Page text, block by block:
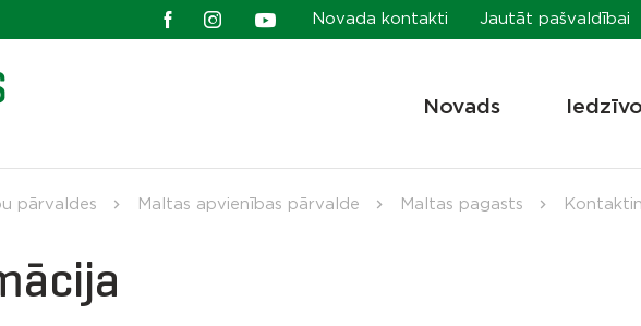
Novada kontakti Jautāt pašvaldībai
Novads
pārvaldes Maltas apvienības pārvalde Maltas pagasts